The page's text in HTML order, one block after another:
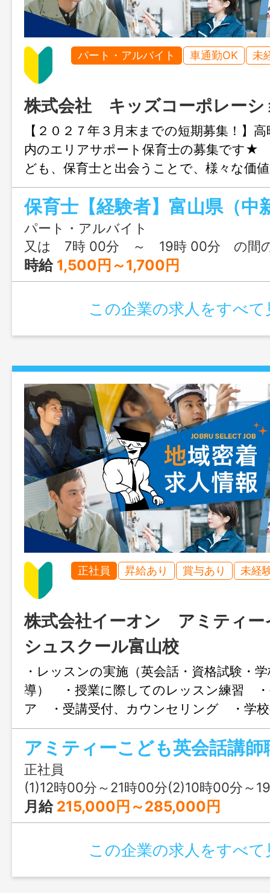
パート・アルバイト 車通勤OK 未
株式会社 キッズコーポレーシ
【２０２７年３月末までの短期募集！】
内のエリアサポート保育士の募集です★
ども、保育士と出会うことで、様々な価
ャリアアップに繋がります！短期のお仕
におすすめ！／保育士経験を活かせる／
可◎ 近隣の複数園を巡回し、保育支援
ーをするお仕事です。保育士スキルを活
ろん、ブランクのある方も安心して始め
っています。 ※過去に特定性犯罪前科が
８年１２月２５日施行こども性暴力防止
【業務の変更範囲：変更なし】
パート・アルバイト
又は 7時 00分 ～ 19時 00分 の間
時給 1,500円～1,700円
この企業の求人をすべて
正社員 昇給あり 賞与あり 未経
株式会社イーオン アミティー
シュスクール富山校
・レッスンの実施（英会話・資格試験・
導） ・授業に際してのレッスン練習 ・
ア ・受講受付、カウンセリング ・学校
務 ・各種研修への参加 万全の研修
をサポートしています。 【変更範
正社員
(1)12時00分～21時00分(2)10時00分～
月給 215,000円～285,000円
この企業の求人をすべて